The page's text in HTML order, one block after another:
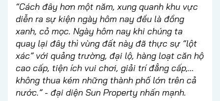
“Cách đây hơn một năm, xung quanh khu vực
diễn ra sự kiện ngày hôm nay đều là đồng
xanh, cỏ mọc. Ngày hôm nay khi chúng ta
quay lại đây thì vùng đất này đã thực sự “lột
xác” với quảng trường, đại lộ, hàng loạt căn hộ
cao cấp, tiện ích vui chơi, giải trí đẳng cấp,…
không thua kém những thành phố lớn trên cả
nước.” - đại diện Sun Property nhấn mạnh.